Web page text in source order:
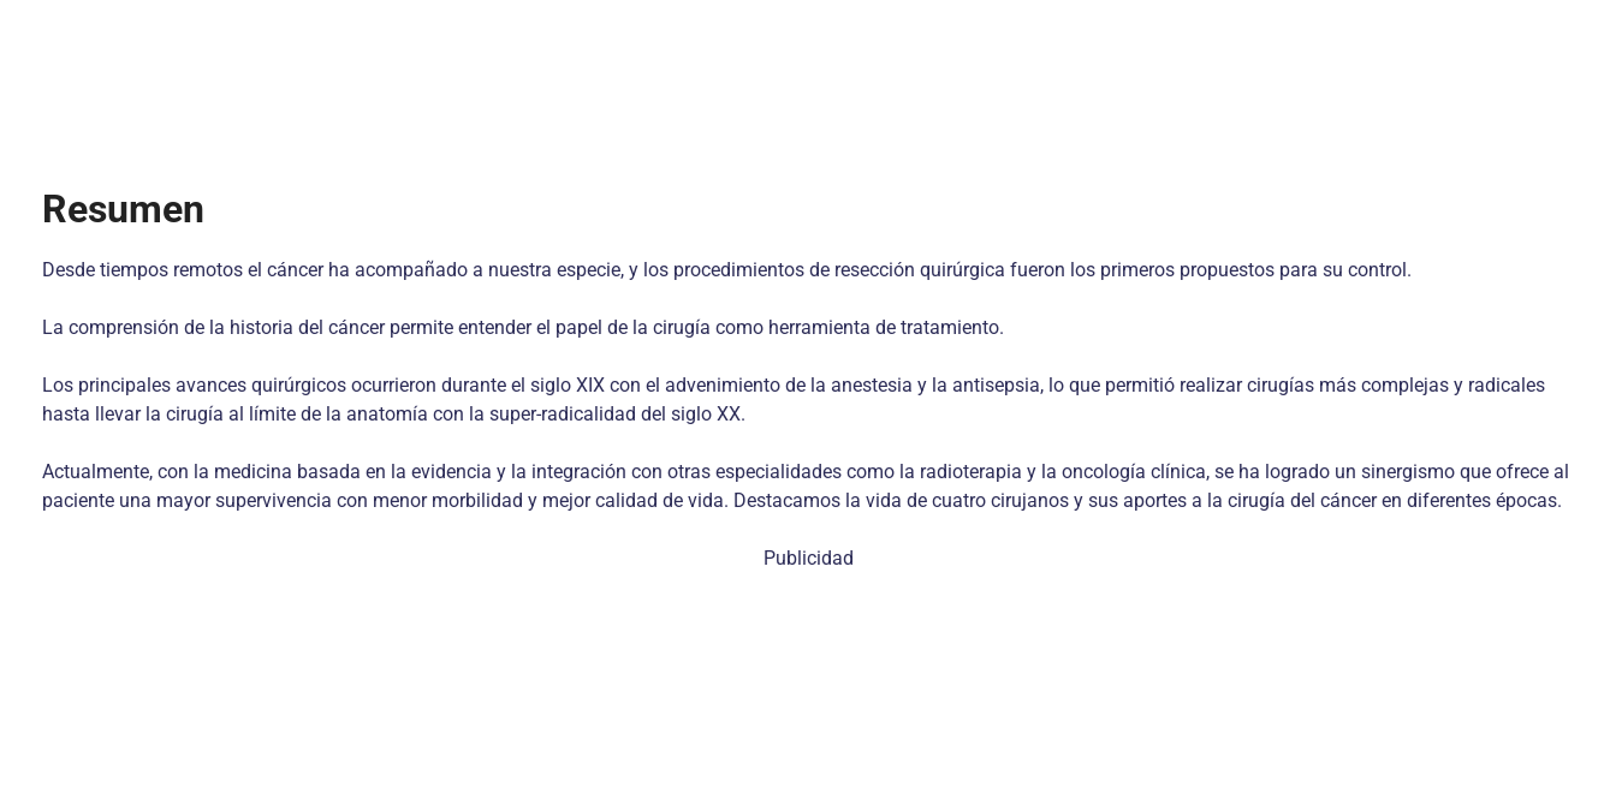
Resumen
Desde tiempos remotos el cáncer ha acompañado a nuestra especie, y los procedimientos de resección quirúrgica fueron los primeros propuestos para su control.
La comprensión de la historia del cáncer permite entender el papel de la cirugía como herramienta de tratamiento.
Los principales avances quirúrgicos ocurrieron durante el siglo XIX con el advenimiento de la anestesia y la antisepsia, lo que permitió realizar cirugías más complejas y radicales
hasta llevar la cirugía al límite de la anatomía con la super-radicalidad del siglo XX.
Actualmente, con la medicina basada en la evidencia y la integración con otras especialidades como la radioterapia y la oncología clínica, se ha logrado un sinergismo que ofrece al
paciente una mayor supervivencia con menor morbilidad y mejor calidad de vida. Destacamos la vida de cuatro cirujanos y sus aportes a la cirugía del cáncer en diferentes épocas.
Publicidad